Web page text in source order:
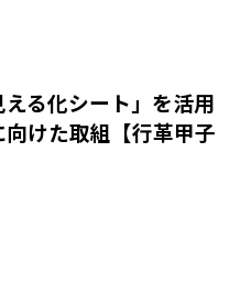
える化シート」を活用
けた取組【行革甲子